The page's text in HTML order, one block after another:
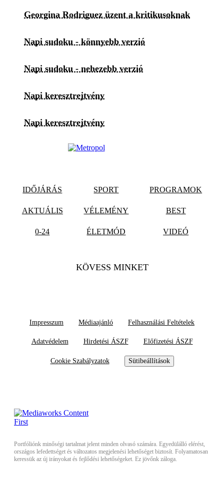
Georgina Rodriguez üzent a kritikusoknak
Napi sudoku - könnyebb verzió
Napi sudoku - nehezebb verzió
Napi keresztrejtvény
Napi keresztrejtvény
IDŐJÁRÁS SPORT PROGRAMOK
AKTUÁLIS VÉLEMÉNY BEST
0-24 ÉLETMÓD VIDEÓ
KÖVESS MINKET
Impresszum Médiaajánló Felhasználási Feltételek
Adatvédelem Hirdetési ÁSZF Előfizetési ÁSZF
Cookie Szabályzatok Sütibeállítások
Portfóliónk minőségi tartalmat jelent minden olvasó számára. Egyedülálló elérést,
országos lefedettséget és változatos megjelenési lehetőséget biztosít. Folyamatosan
keressük az új irányokat és fejlődési lehetőségeket. Ez jövőnk záloga.